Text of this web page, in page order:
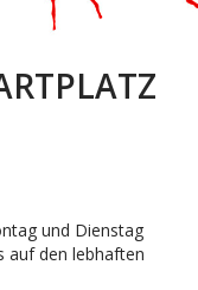
und Dienstag
auf den lebhaften